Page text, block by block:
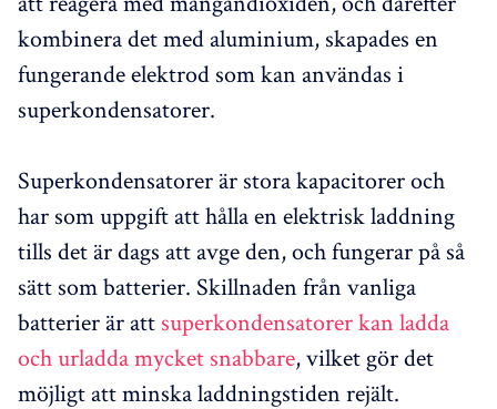
kombinera det med aluminium, skapades en
fungerande elektrod som kan användas i
superkondensatorer.
Superkondensatorer är stora kapacitorer och
har som uppgift att hålla en elektrisk laddning
tills det är dags att avge den, och fungerar på så
sätt som batterier. Skillnaden från vanliga
batterier är att superkondensatorer kan ladda
och urladda mycket snabbare, vilket gör det
möjligt att minska laddningstiden rejält.